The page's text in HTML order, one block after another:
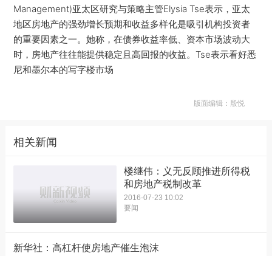
Management)亚太区研究与策略主管Elysia Tse表示，亚太
地区房地产的强劲增长预期和收益多样化是吸引机构投资者
的重要因素之一。她称，在债券收益率低、资本市场波动大
时，房地产往往能提供稳定且高回报的收益。Tse表示看好悉
尼和墨尔本的写字楼市场
版面编辑：殷悦
相关新闻
楼继伟：义无反顾推进所得税
和房地产税制改革
2016-07-23 10:02
要闻
新华社：高杠杆使房地产催生泡沫